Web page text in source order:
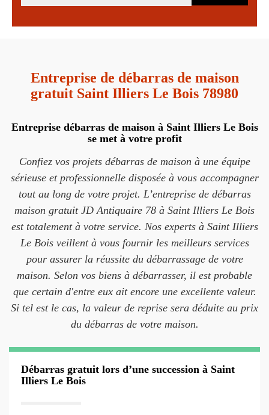
Entreprise de débarras de maison
gratuit Saint Illiers Le Bois 78980
Entreprise débarras de maison à Saint Illiers Le Bois
se met à votre profit
Confiez vos projets débarras de maison à une équipe
sérieuse et professionnelle disposée à vous accompagner
tout au long de votre projet. L’entreprise de débarras
maison gratuit JD Antiquaire 78 à Saint Illiers Le Bois
est totalement à votre service. Nos experts à Saint Illiers
Le Bois veillent à vous fournir les meilleurs services
pour assurer la réussite du débarrassage de votre
maison. Selon vos biens à débarrasser, il est probable
que certain d'entre eux ait encore une excellente valeur.
Si tel est le cas, la valeur de reprise sera déduite au prix
du débarras de votre maison.
Débarras gratuit lors d’une succession à Saint
Illiers Le Bois